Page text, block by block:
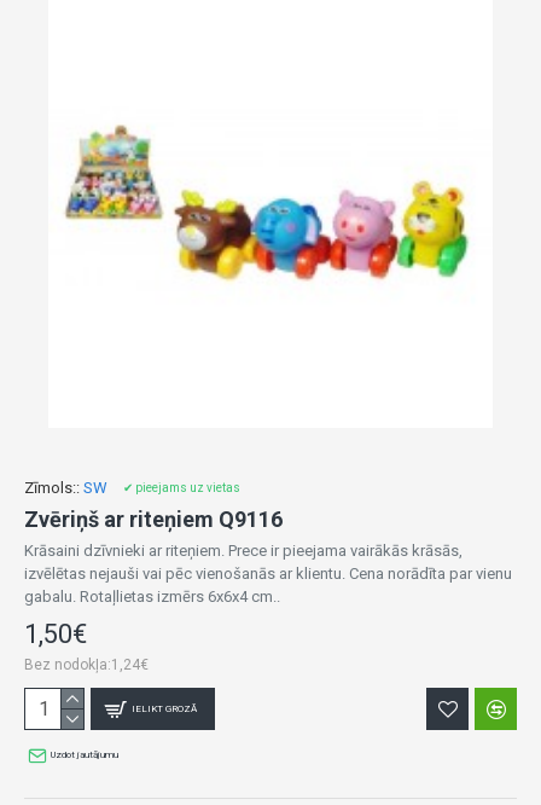
Zīmols:: SW ✔ pieejams uz vietas
Zvēriņš ar riteņiem Q9116
Krāsaini dzīvnieki ar riteņiem. Prece ir pieejama vairākās krāsās,
izvēlētas nejauši vai pēc vienošanās ar klientu. Cena norādīta par vienu
gabalu. Rotaļlietas izmērs 6x6x4 cm..
1,50€
Bez nodokļa:1,24€
IELIKT GROZĀ
Uzdot jautājumu